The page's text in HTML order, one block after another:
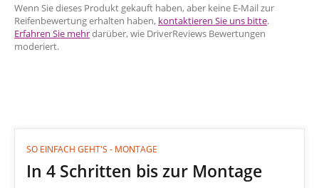
Wenn Sie dieses Produkt gekauft haben, aber keine E-Mail zur
Reifenbewertung erhalten haben, kontaktieren Sie uns bitte.
Erfahren Sie mehrdarüber, wie DriverReviews Bewertungen
moderiert.
SO EINFACH GEHT'S - MONTAGE
In 4 Schritten bis zur Montage